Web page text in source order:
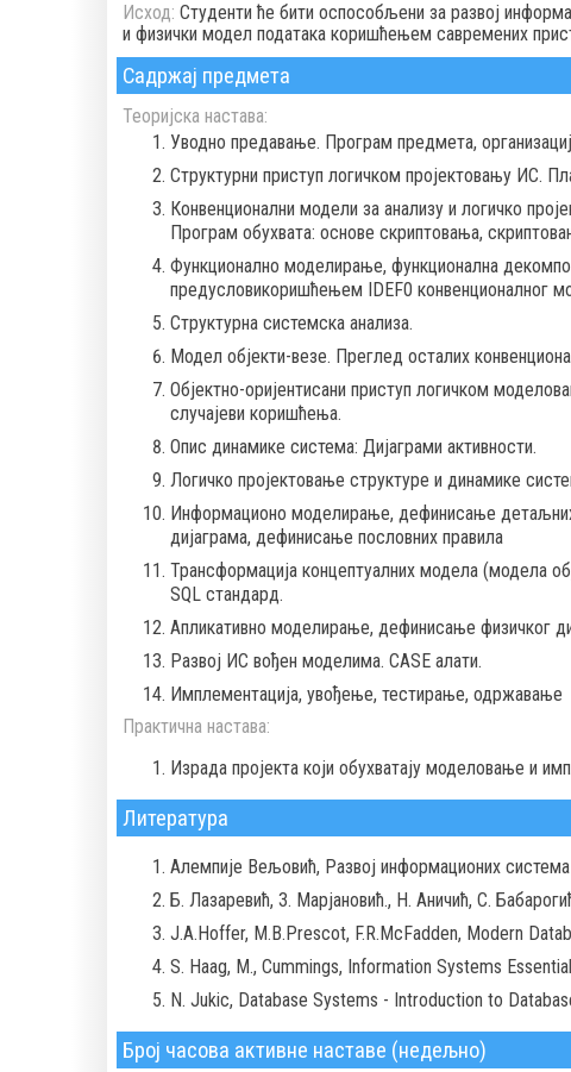
Исход: Студенти ће бити оспосoбљени за развој
и физички модел података коришћењем савремених
Садржај предмета
Теоријска настава:
Уводно предавање. Програм предмета,
Структурни приступ логичком пројектовању ИС.
Конвенционални модели за анализу и логичко
Програм обухвата: основе скриптовања,
Функционално моделирање, функционална
предусловикоришћењем IDEF0 конвенционалног
Структурна системска анализа.
Модел објекти-везе. Преглед осталих
Објектно-оријентисани приступ логичком
случајеви коришћења.
Опис динамике система: Дијаграми активности.
Логичко пројектовање структуре и динамике
Информационо моделирање, дефинисање
дијаграма, дефинисање пословних правила
Трансформација концептуалних модела (модела
SQL стандард.
Апликативно моделирање, дефинисање физичког
Развој ИС вођен моделима. CASE алати.
Имплементација, увођење, тестирање, одржавање
Практична настава:
Израда пројекта који обухватају моделовање и
Литература
Алемпије Вељовић, Развој информационих
Б. Лазаревић, З. Марјановић., Н. Аничић, С.
J.A.Hoffer, M.B.Prescot, F.R.McFadden, Modern
S. Haag, M., Cummings, Information Systems
N. Jukic, Database Systems - Introduction to
Број часова активне наставе (недељно)